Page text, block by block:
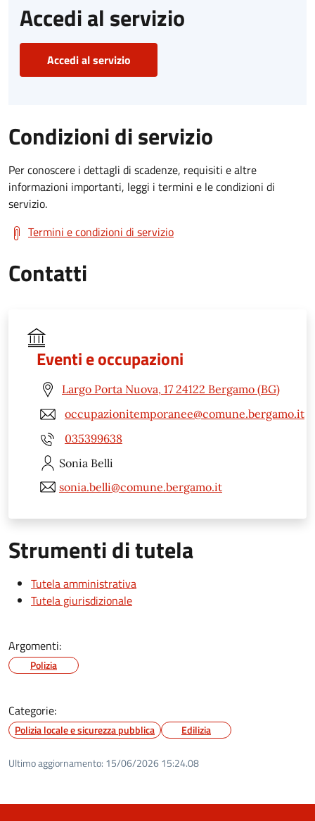
Accedi al servizio
Accedi al servizio
Condizioni di servizio
Per conoscere i dettagli di scadenze, requisiti e altre
informazioni importanti, leggi i termini e le condizioni di
servizio.
Termini e condizioni di servizio
Contatti
Eventi e occupazioni
Largo Porta Nuova, 17 24122 Bergamo (BG)
occupazionitemporanee@comune.bergamo.it
035399638
Sonia Belli
sonia.belli@comune.bergamo.it
Strumenti di tutela
Tutela amministrativa
Tutela giurisdizionale
Argomenti:
Polizia
Categorie:
Polizia locale e sicurezza pubblica Edilizia
Ultimo aggiornamento: 15/06/2026 15:24.08